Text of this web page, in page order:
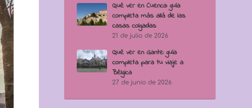
Qué ver en Cuenca: guía
completa más allá de las
casas colgadas
21 de julio de 2026
Qué ver en Gante: guía
completa para tu viaje a
Bélgica
27 de junio de 2026